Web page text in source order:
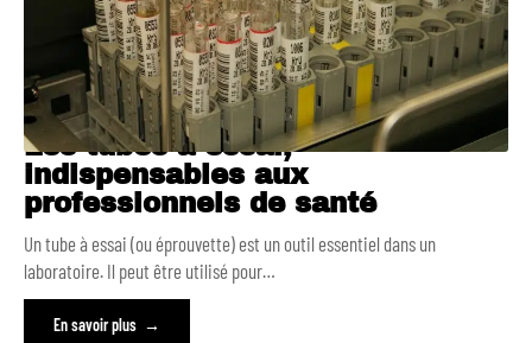
Les tubes à essai,
indispensables aux
professionnels de santé
Un tube à essai (ou éprouvette) est un outil essentiel dans un
laboratoire. Il peut être utilisé pour…
En savoir plus